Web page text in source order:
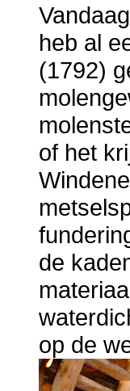
heb al
(1792)
of het
de
op de